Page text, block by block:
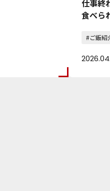
仕事終
食べら
#ご飯紹